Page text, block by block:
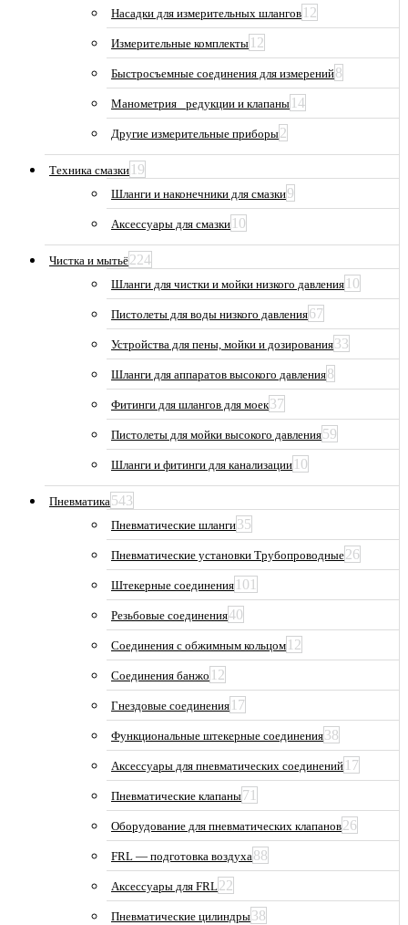
Насадки для измерительных шлангов 12
Измерительные комплекты 12
Быстросъемные соединения для измерений8
Манометрия_ редукции и клапаны 14
Другие измерительные приборы2
Техника смазки 19
Шланги и наконечники для смазки9
Аксессуары для смазки 10
Чистка и мытьё224
Шланги для чистки и мойки низкого давления 10
Пистолеты для воды низкого давления67
Устройства для пены, мойки и дозирования33
Шланги для аппаратов высокого давления8
Фитинги для шлангов для моек37
Пистолеты для мойки высокого давления59
Шланги и фитинги для канализации 10
Пневматика543
Пневматические шланги35
Пневматические установки Трубопроводные26
Штекерные соединения 101
Резьбовые соединения40
Соединения с обжимным кольцом 12
Соединения банжо 12
Гнездовые соединения 17
Функциональные штекерные соединения38
Аксессуары для пневматических соединений 17
Пневматические клапаны71
Оборудование для пневматических клапанов26
FRL — подготовка воздуха88
Аксессуары для FRL22
Пневматические цилиндры38